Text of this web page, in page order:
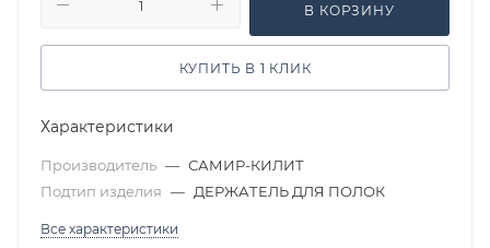
В КОРЗИНУ
КУПИТЬ В 1 КЛИК
Характеристики
Производитель — САМИР-КИЛИТ
Подтип изделия — ДЕРЖАТЕЛЬ ДЛЯ ПОЛОК
Все характеристики